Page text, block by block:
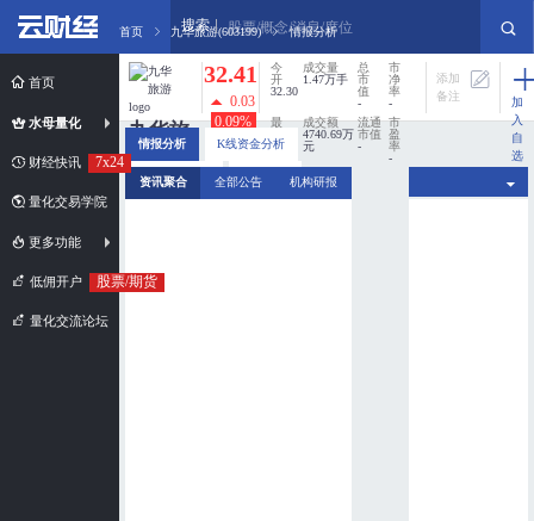
首页
水母量化
财经快讯 7x24
量化交易学院
更多功能
低佣开户 股票/期货
量化交流论坛
首页 九华旅游(603199) 情报分析
搜索 股票/概念/消息/席位
九华旅
游
603199
32.41
0.03
0.09%
今
开
32.30
成交量
1.47万手
总
市
值
-
市
净
率
-
最
32.44
成交额
4740.69万
元
流通
市值
-
市
盈
率
-
31.95
换手率
0%
添加
备注
加
入
自
选
情报分析 K线资金分析
分时资金分析 新闻扫描
资讯聚合 全部公告 机构研报